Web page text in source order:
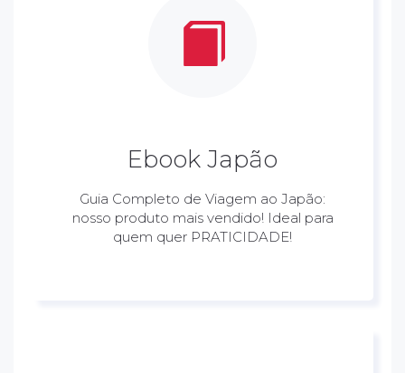
Ebook Japão
Guia Completo de Viagem ao Japão:
nosso produto mais vendido! Ideal para
quem quer PRATICIDADE!